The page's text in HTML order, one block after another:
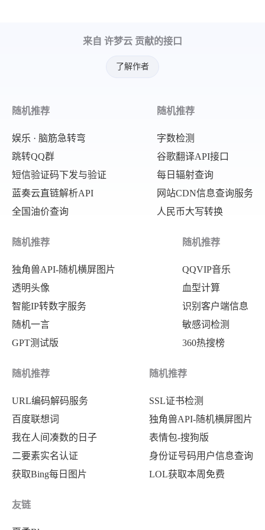
来自 许梦云 贡献的接口
了解作者
随机推荐
娱乐 · 脑筋急转弯
跳转QQ群
短信验证码下发与验证
蓝奏云直链解析API
全国油价查询
随机推荐
字数检测
谷歌翻译API接口
每日辐射查询
网站CDN信息查询服务
人民币大写转换
随机推荐
独角兽API-随机横屏图片
透明头像
智能IP转数字服务
随机一言
GPT测试版
随机推荐
QQVIP音乐
血型计算
识别客户端信息
敏感词检测
360热搜榜
随机推荐
URL编码解码服务
百度联想词
我在人间凑数的日子
二要素实名认证
获取Bing每日图片
随机推荐
SSL证书检测
独角兽API-随机横屏图片
表情包-搜狗版
身份证号码用户信息查询
LOL获取本周免费
友链